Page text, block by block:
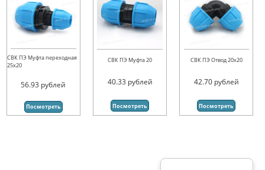
СВК ПЭ Муфта переходная
25х20
56.93 рублей
Посмотреть
СВК ПЭ Муфта 20
40.33 рублей
Посмотреть
СВК ПЭ Отвод 20х20
42.70 рублей
Посмотреть